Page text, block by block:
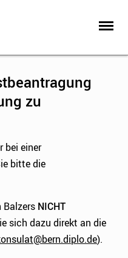
zu
bei einer
bitte die
Balzers NICHT
sich dazu direkt an die
).